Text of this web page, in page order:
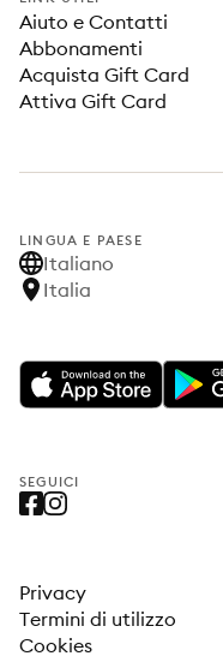
Aiuto e Contatti
Abbonamenti
Acquista Gift Card
Attiva Gift Card
LINGUA E PAESE
Italiano
Italia
SEGUICI
Privacy
Termini di utilizzo
Cookies